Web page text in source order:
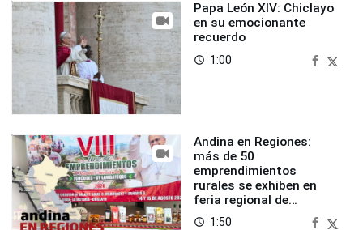
Papa León XIV: Chiclayo
en su emocionante
recuerdo
access_time 1:00
Andina en Regiones:
más de 50
emprendimientos
rurales se exhiben en
feria regional de
Foncodes
access_time 1:50